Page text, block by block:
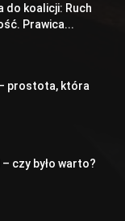
do koalicji: Ruch
Prawica...
prostota, która
czy było warto?